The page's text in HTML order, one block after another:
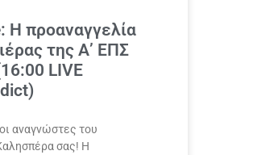
Η προαναγγελία
της Α’ ΕΠΣ
LIVE
αναγνώστες του
σας! Η